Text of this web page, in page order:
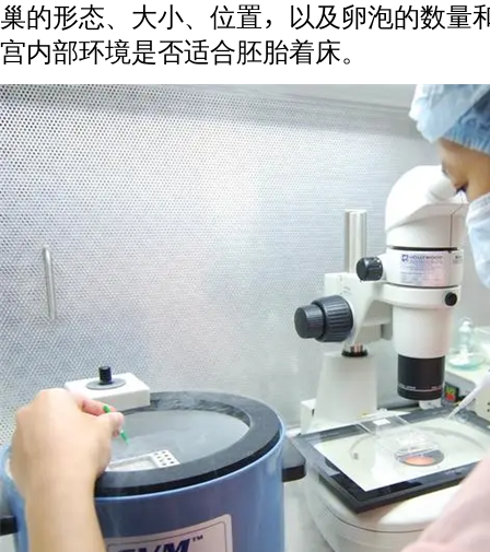
巢的形态、大小、位置，以及卵泡的数量
宫内部环境是否适合胚胎着床。